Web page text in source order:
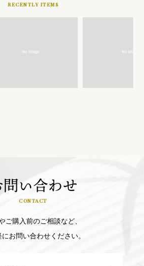
RECENTLY ITEMS
問い合わせ
CONTACT
ご購入前のご相談など、
お問い合わせください。